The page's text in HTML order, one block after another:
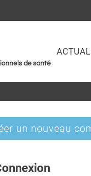
de santé
un nouveau